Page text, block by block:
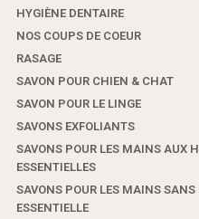
HYGIÈNE DENTAIRE
NOS COUPS DE COEUR
RASAGE
SAVON POUR CHIEN & CHAT
SAVON POUR LE LINGE
SAVONS EXFOLIANTS
SAVONS POUR LES MAINS AUX
ESSENTIELLES
SAVONS POUR LES MAINS SANS
ESSENTIELLE